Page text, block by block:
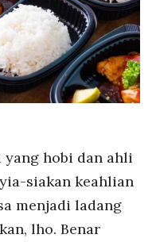
hobi dan ahli
siakan keahlian
menjadi ladang
lho. Benar